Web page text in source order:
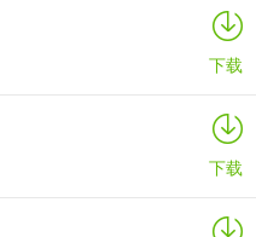
下载
下载